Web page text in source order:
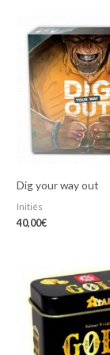
Dig your way out
Initiés
40,00€